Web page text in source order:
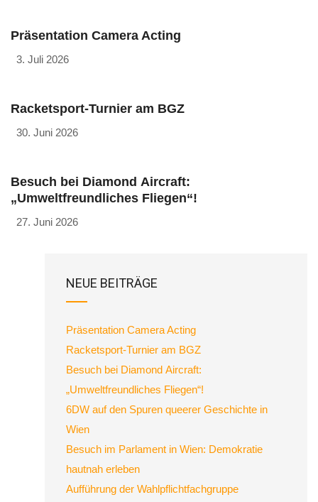
Präsentation Camera Acting
3. Juli 2026
Racketsport-Turnier am BGZ
30. Juni 2026
Besuch bei Diamond Aircraft:
„Umweltfreundliches Fliegen“!
27. Juni 2026
NEUE BEITRÄGE
Präsentation Camera Acting
Racketsport-Turnier am BGZ
Besuch bei Diamond Aircraft:
„Umweltfreundliches Fliegen“!
6DW auf den Spuren queerer Geschichte in
Wien
Besuch im Parlament in Wien: Demokratie
hautnah erleben
Aufführung der Wahlpflichtfachgruppe